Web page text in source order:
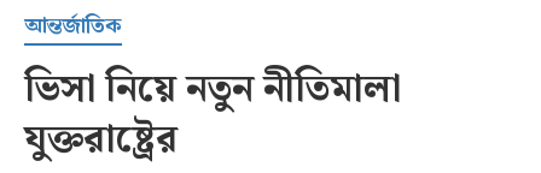
আন্তর্জাতিক
ভিসা নিয়ে নতুন নীতিমালা
যুক্তরাষ্ট্রের